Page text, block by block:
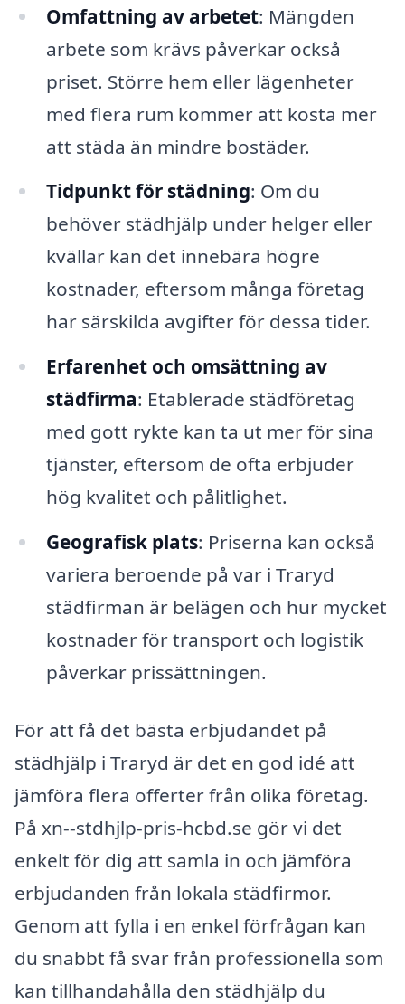
Omfattning av arbetet: Mängden
arbete som krävs påverkar också
priset. Större hem eller lägenheter
med flera rum kommer att kosta mer
att städa än mindre bostäder.
Tidpunkt för städning: Om du
behöver städhjälp under helger eller
kvällar kan det innebära högre
kostnader, eftersom många företag
har särskilda avgifter för dessa tider.
Erfarenhet och omsättning av
städfirma: Etablerade städföretag
med gott rykte kan ta ut mer för sina
tjänster, eftersom de ofta erbjuder
hög kvalitet och pålitlighet.
Geografisk plats: Priserna kan också
variera beroende på var i Traryd
städfirman är belägen och hur mycket
kostnader för transport och logistik
påverkar prissättningen.
För att få det bästa erbjudandet på
städhjälp i Traryd är det en god idé att
jämföra flera offerter från olika företag.
På xn--stdhjlp-pris-hcbd.se gör vi det
enkelt för dig att samla in och jämföra
erbjudanden från lokala städfirmor.
Genom att fylla i en enkel förfrågan kan
du snabbt få svar från professionella som
kan tillhandahålla den städhjälp du